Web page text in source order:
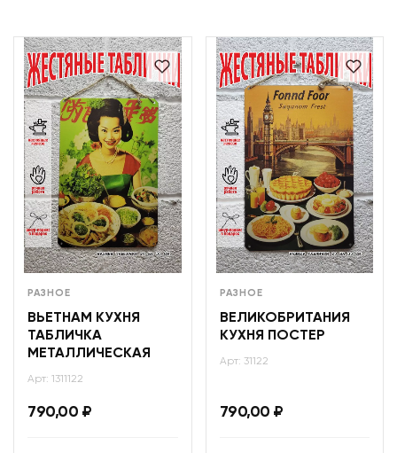
РАЗНОЕ
ВЬЕТНАМ КУХНЯ
ТАБЛИЧКА
МЕТАЛЛИЧЕСКАЯ
Арт: 1311122
790,00 ₽
РАЗНОЕ
ВЕЛИКОБРИТАНИЯ
КУХНЯ ПОСТЕР
Арт: 31122
790,00 ₽